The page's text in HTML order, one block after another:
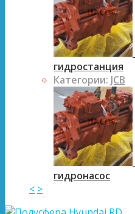
гидростанция
Категории: JCB
гидронасос
< >